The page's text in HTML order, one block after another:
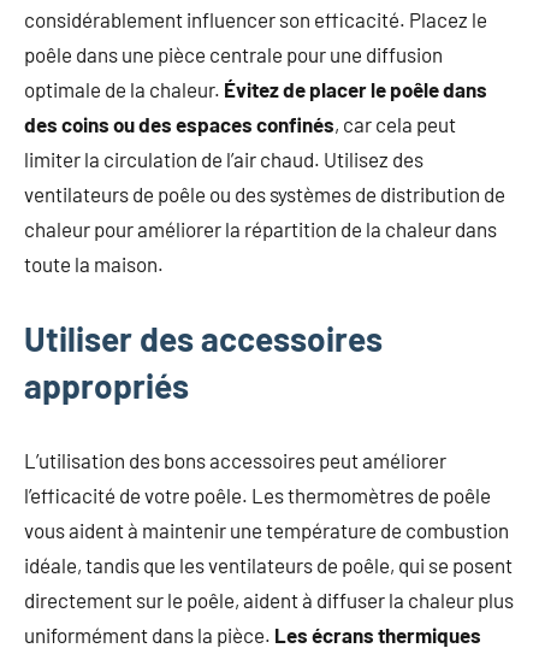
considérablement influencer son efficacité. Placez le
poêle dans une pièce centrale pour une diffusion
optimale de la chaleur. Évitez de placer le poêle dans
des coins ou des espaces confinés, car cela peut
limiter la circulation de l’air chaud. Utilisez des
ventilateurs de poêle ou des systèmes de distribution de
chaleur pour améliorer la répartition de la chaleur dans
toute la maison.
Utiliser des accessoires
appropriés
L’utilisation des bons accessoires peut améliorer
l’efficacité de votre poêle. Les thermomètres de poêle
vous aident à maintenir une température de combustion
idéale, tandis que les ventilateurs de poêle, qui se posent
directement sur le poêle, aident à diffuser la chaleur plus
uniformément dans la pièce. Les écrans thermiques